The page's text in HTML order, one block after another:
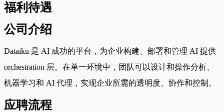
福利待遇
公司介绍
Dataiku 是 AI 成功的平台，为企业构建、部署和管理 AI 提供
orchestration 层。在单一环境中，团队可以设计和操作分析、
机器学习和 AI 代理，实现企业所需的透明度、协作和控制。
应聘流程